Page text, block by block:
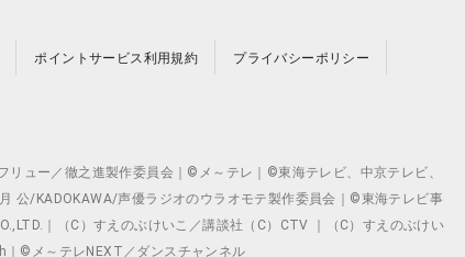
ポイントサービス利用規約 プライバシーポリシー
ュー／徹之進製作委員会｜©メ～テレ｜©東海テレビ、中京テレビ、
公/KADOKAWA/声優ラジオのウラオモテ製作委員会｜©東海テレビ事
｜（C）すえのぶけいこ／講談社（C）CTV ｜（C）すえのぶけい
｜©メ～テレNEXT／ダンスチャンネル